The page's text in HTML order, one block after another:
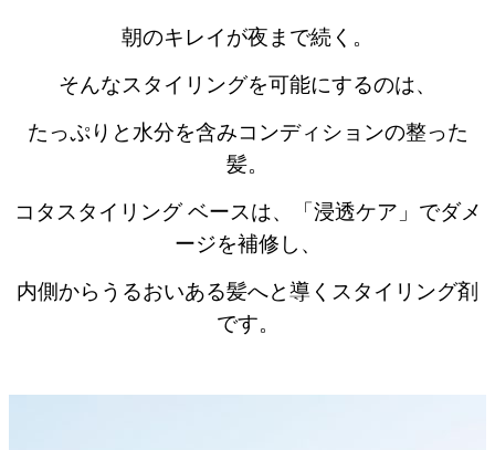
朝のキレイが夜まで続く。
そんなスタイリングを可能にするのは、
たっぷりと水分を含みコンディションの整った
髪。
コタスタイリング ベースは、「浸透ケア」でダメ
ージを補修し、
内側からうるおいある髪へと導くスタイリング剤
です。